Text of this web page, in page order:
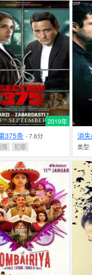
2019年
375条 - 7.6分
情 犯罪
消
类型: